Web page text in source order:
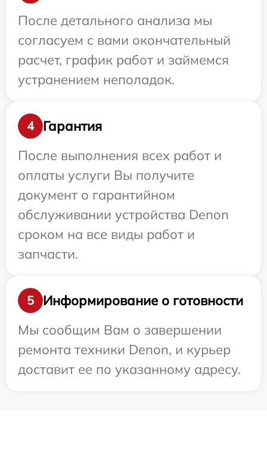
После детального анализа мы
согласуем с вами окончательный
расчет, график работ и займемся
устранением неполадок.
4
Гарантия
После выполнения всех работ и
оплаты услуги Вы получите
документ о гарантийном
обслуживании устройства Denon
сроком на все виды работ и
запчасти.
5
Информирование о готовности
Мы сообщим Вам о завершении
ремонта техники Denon, и курьер
доставит ее по указанному адресу.